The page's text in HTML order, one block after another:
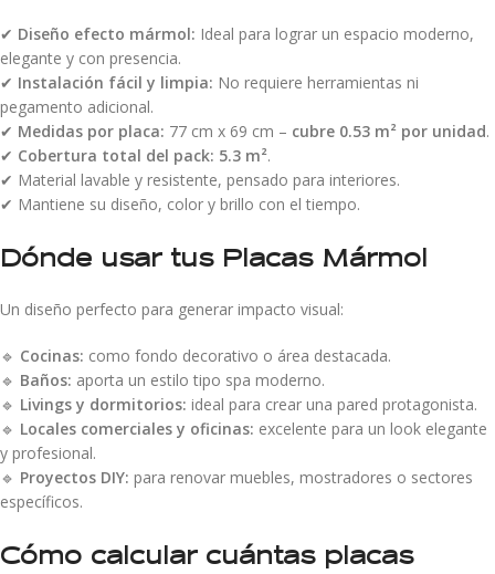
✔ Diseño efecto mármol: Ideal para lograr un espacio moderno,
elegante y con presencia.
✔ Instalación fácil y limpia: No requiere herramientas ni
pegamento adicional.
✔ Medidas por placa: 77 cm x 69 cm – cubre 0.53 m² por unidad.
✔ Cobertura total del pack: 5.3 m².
✔ Material lavable y resistente, pensado para interiores.
✔ Mantiene su diseño, color y brillo con el tiempo.
Dónde usar tus Placas Mármol
Un diseño perfecto para generar impacto visual:
🔹 Cocinas: como fondo decorativo o área destacada.
🔹 Baños: aporta un estilo tipo spa moderno.
🔹 Livings y dormitorios: ideal para crear una pared protagonista.
🔹 Locales comerciales y oficinas: excelente para un look elegante
y profesional.
🔹 Proyectos DIY: para renovar muebles, mostradores o sectores
específicos.
Cómo calcular cuántas placas